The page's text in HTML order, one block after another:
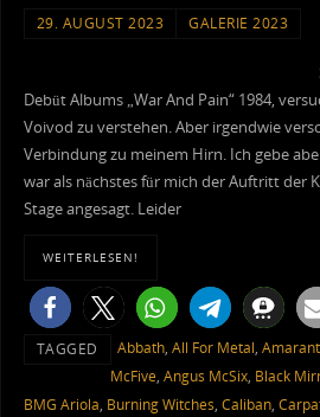
29. AUGUST 2023 GALERIE 2023
Debüt Albums „War And Pain“ 1984,
Voivod zu verstehen. Aber irgendwie
Verbindung zu meinem Hirn. Ich gebe
war als nächstes für mich der Auftritt der
Stage angesagt. Leider
WEITERLESEN!
TAGGED Abbath, All For Metal,
McFive, Angus McSix, Black
BMG Ariola, Burning Witches, Caliban,